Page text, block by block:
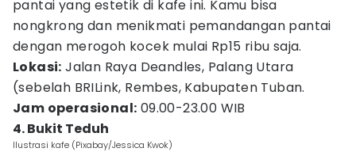
pantai yang estetik di kafe ini. Kamu bisa
nongkrong dan menikmati pemandangan pantai
dengan merogoh kocek mulai Rp15 ribu saja.
Lokasi: Jalan Raya Deandles, Palang Utara
(sebelah BRILink, Rembes, Kabupaten Tuban.
Jam operasional: 09.00-23.00 WIB
4. Bukit Teduh
Ilustrasi kafe (Pixabay/Jessica Kwok)